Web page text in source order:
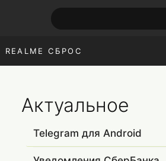
REALME СБРОС
Актуальное
Telegram для Android